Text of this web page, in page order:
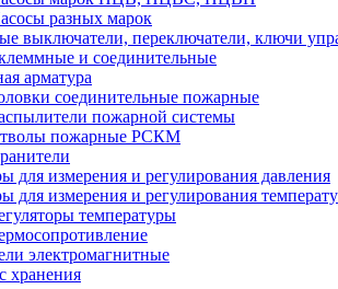
разных марок
выключатели, переключатели, ключи
и соединительные
арматура
соединительные пожарные
пожарной системы
пожарные РСКМ
для измерения и регулирования давления
для измерения и регулирования
температуры
электромагнитные
хранения